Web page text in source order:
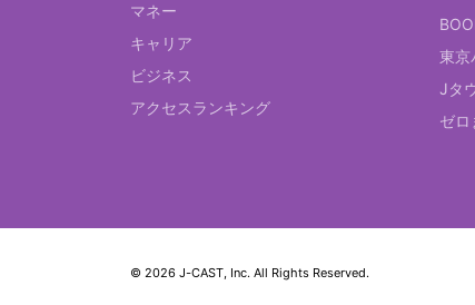
マネー
キャリア
ビジネス
アクセスランキング
東京
Jタ
ゼロ
© 2026 J-CAST, Inc. All Rights Reserved.